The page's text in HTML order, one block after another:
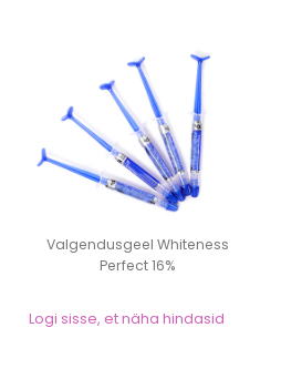
Valgendusgeel Whiteness
Perfect 16%
Logi sisse, et näha hindasid